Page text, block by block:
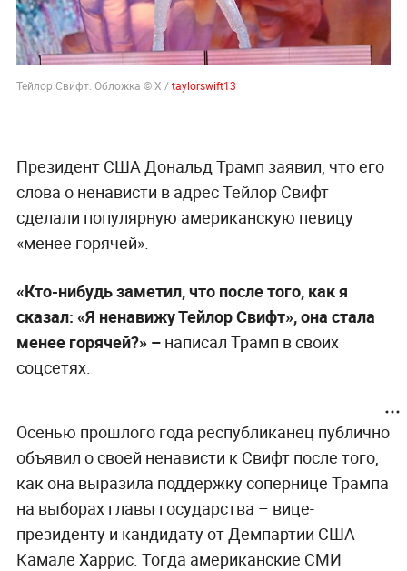
Тейлор Свифт. Обложка © Х /taylorswift13
Президент США Дональд Трамп заявил, что его
слова о ненависти в адрес Тейлор Свифт
сделали популярную американскую певицу
«менее горячей».
«Кто-нибудь заметил, что после того, как я
сказал: «Я ненавижу Тейлор Свифт», она стала
менее горячей?» –написал Трамп в своих
соцсетях.
Осенью прошлого года республиканец публично
объявил о своей ненависти к Свифт после того,
как она выразила поддержку сопернице Трампа
на выборах главы государства – вице-
президенту и кандидату от Демпартии США
Камале Харрис. Тогда американские СМИ